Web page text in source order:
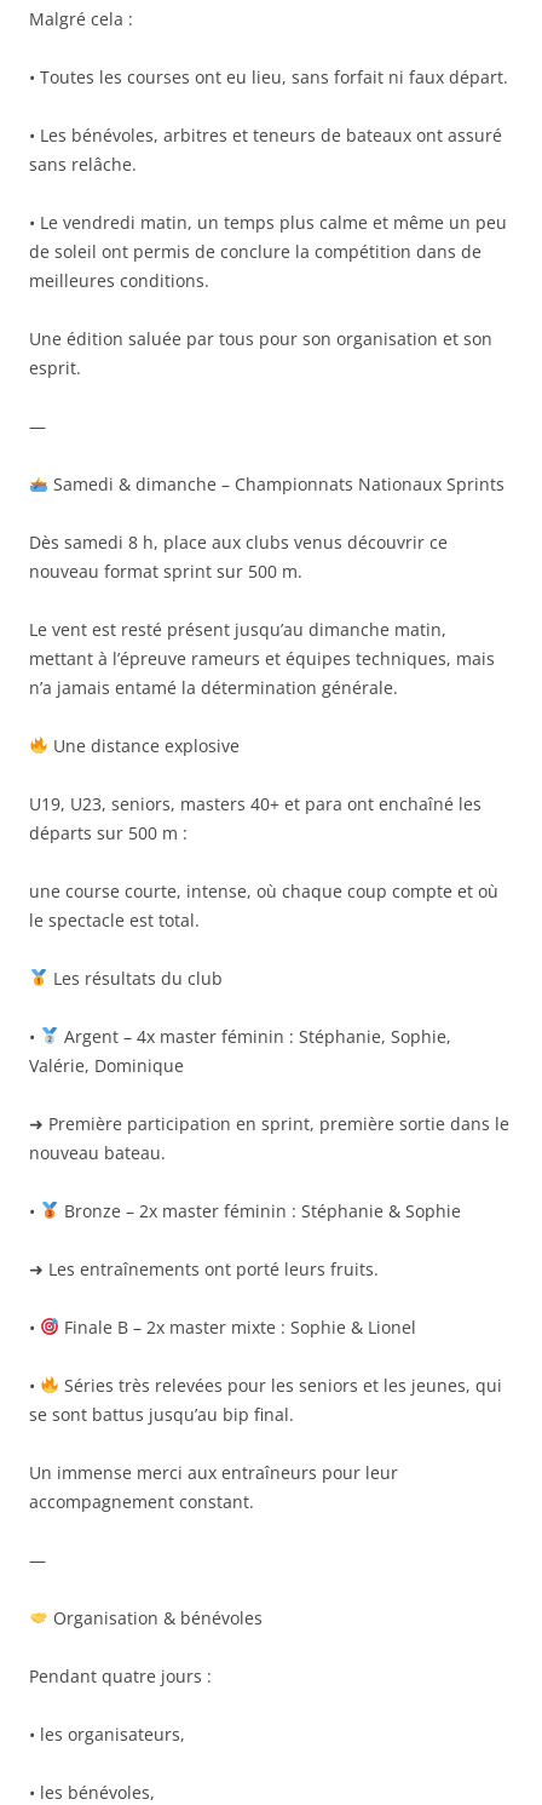
Malgré cela :
• Toutes les courses ont eu lieu, sans forfait ni faux départ.
• Les bénévoles, arbitres et teneurs de bateaux ont assuré
sans relâche.
• Le vendredi matin, un temps plus calme et même un peu
de soleil ont permis de conclure la compétition dans de
meilleures conditions.
Une édition saluée par tous pour son organisation et son
esprit.
—
Samedi & dimanche – Championnats Nationaux Sprints
Dès samedi 8 h, place aux clubs venus découvrir ce
nouveau format sprint sur 500 m.
Le vent est resté présent jusqu’au dimanche matin,
mettant à l’épreuve rameurs et équipes techniques, mais
n’a jamais entamé la détermination générale.
Une distance explosive
U19, U23, seniors, masters 40+ et para ont enchaîné les
départs sur 500 m :
une course courte, intense, où chaque coup compte et où
le spectacle est total.
Les résultats du club
•
Argent – 4x master féminin : Stéphanie, Sophie,
Valérie, Dominique
➜ Première participation en sprint, première sortie dans le
nouveau bateau.
• Bronze – 2x master féminin : Stéphanie & Sophie
➜ Les entraînements ont porté leurs fruits.
• Finale B – 2x master mixte : Sophie & Lionel
•
Séries très relevées pour les seniors et les jeunes, qui
se sont battus jusqu’au bip final.
Un immense merci aux entraîneurs pour leur
accompagnement constant.
—
Organisation & bénévoles
Pendant quatre jours :
• les organisateurs,
• les bénévoles,